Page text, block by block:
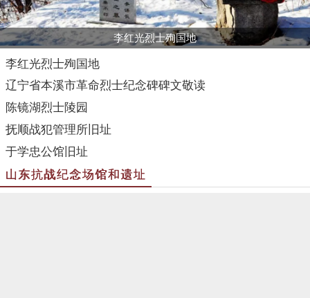
李红光烈士殉国地
李红光烈士殉国地
辽宁省本溪市革命烈士纪念碑碑文敬读
陈镜湖烈士陵园
抚顺战犯管理所旧址
于学忠公馆旧址
山东抗战纪念场馆和遗址